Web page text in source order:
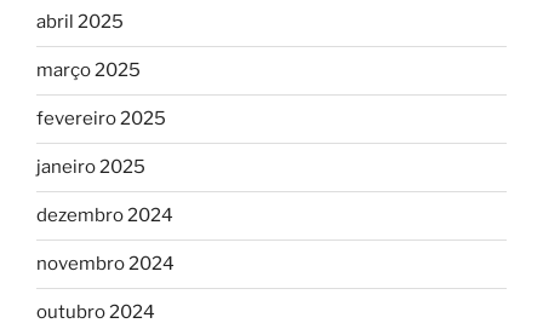
abril 2025
março 2025
fevereiro 2025
janeiro 2025
dezembro 2024
novembro 2024
outubro 2024